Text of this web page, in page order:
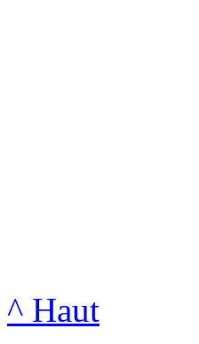
^ Haut